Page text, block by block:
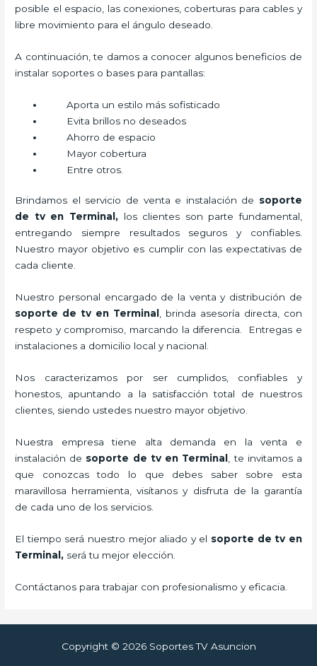
posible el espacio, las conexiones, coberturas para cables y
libre movimiento para el ángulo deseado.
A continuación, te damos a conocer algunos beneficios de
instalar soportes o bases para pantallas:
Aporta un estilo más sofisticado
Evita brillos no deseados
Ahorro de espacio
Mayor cobertura
Entre otros.
Brindamos el servicio de venta e instalación de soporte
de tv en Terminal, los clientes son parte fundamental,
entregando siempre resultados seguros y confiables.
Nuestro mayor objetivo es cumplir con las expectativas de
cada cliente.
Nuestro personal encargado de la venta y distribución de
soporte de tv en Terminal , brinda asesoría directa, con
respeto y compromiso, marcando la diferencia. Entregas e
instalaciones a domicilio local y nacional.
Nos caracterizamos por ser cumplidos, confiables y
honestos, apuntando a la satisfacción total de nuestros
clientes, siendo ustedes nuestro mayor objetivo.
Nuestra empresa tiene alta demanda en la venta e
instalación de soporte de tv en Terminal
, te invitamos a
que conozcas todo lo que debes saber sobre esta
maravillosa herramienta, visítanos y disfruta de la garantía
de cada uno de los servicios.
El tiempo será nuestro mejor aliado y el soporte de tv en
Terminal, será tu mejor elección.
Contáctanos para trabajar con profesionalismo y eficacia.
Copyright © 2026 Soportes TV Asuncion